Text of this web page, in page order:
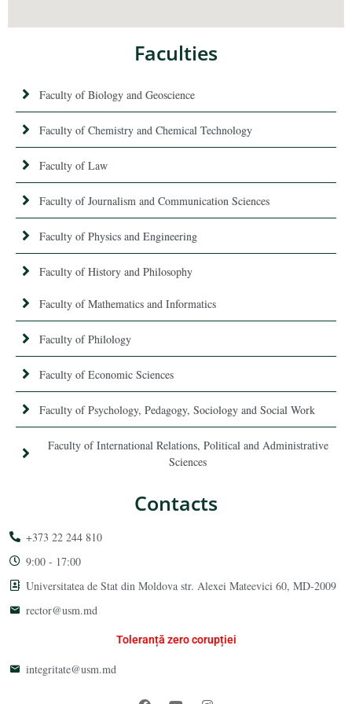
Faculties
Faculty of Biology and Geoscience
Faculty of Chemistry and Chemical Technology
Faculty of Law
Faculty of Journalism and Communication Sciences
Faculty of Physics and Engineering
Faculty of History and Philosophy
Faculty of Mathematics and Informatics
Faculty of Philology
Faculty of Economic Sciences
Faculty of Psychology, Pedagogy, Sociology and Social Work
Faculty of International Relations, Political and Administrative
Sciences
Contacts
+373 22 244 810
9:00 - 17:00
Universitatea de Stat din Moldova str. Alexei Mateevici 60, MD-2009
rector@usm.md
Toleranță zero corupției
integritate@usm.md